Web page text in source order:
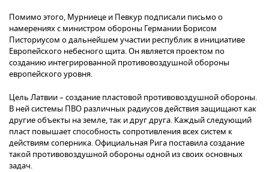
Помимо этого, Мурниеце и Певкур подписали письмо о
намерениях с министром обороны Германии Борисом
Писториусом о дальнейшем участии республик в инициативе
Европейского небесного щита. Он является проектом по
созданию интегрированной противовоздушной обороны
европейского уровня.
Цель Латвии – создание пластовой противовоздушной обороны.
В ней системы ПВО различных радиусов действия защищают как
другие объекты на земле, так и друг друга. Каждый следующий
пласт повышает способность сопротивления всех систем к
действиям соперника. Официальная Рига поставила создание
такой противовоздушной обороны одной из своих основных
задач.